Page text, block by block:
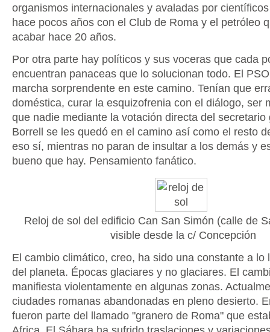
organismos internacionales y avaladas por
hace pocos años con el Club de Roma y el petróleo
acabar hace 20 años.
Por otra parte hay políticos y sus voceras que cada
encuentran panaceas que lo solucionan todo. El
marcha sorprendente en este camino. Tenían que
doméstica, curar la esquizofrenia con el diálogo, ser
que nadie mediante la votación directa del secretario
Borrell se les quedó en el camino así como el resto
eso sí, mientras no paran de insultar a los demás y
bueno que hay. Pensamiento fanático.
Reloj de sol del edificio Can San Simón (calle de
visible desde la c/ Concepción
El cambio climático, creo, ha sido una constante a lo
del planeta. Épocas glaciares y no glaciares. El
manifiesta violentamente en algunas zonas.
ciudades romanas abandonadas en pleno desierto.
fueron parte del llamado "granero de Roma" que